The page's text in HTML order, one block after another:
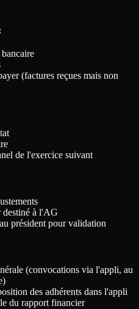
(factures reçues mais non
de l'exercice suivant
destiné à l'AG
président pour validation
(convocations via l'appli, au
des adhérents dans l'appli
du rapport financier